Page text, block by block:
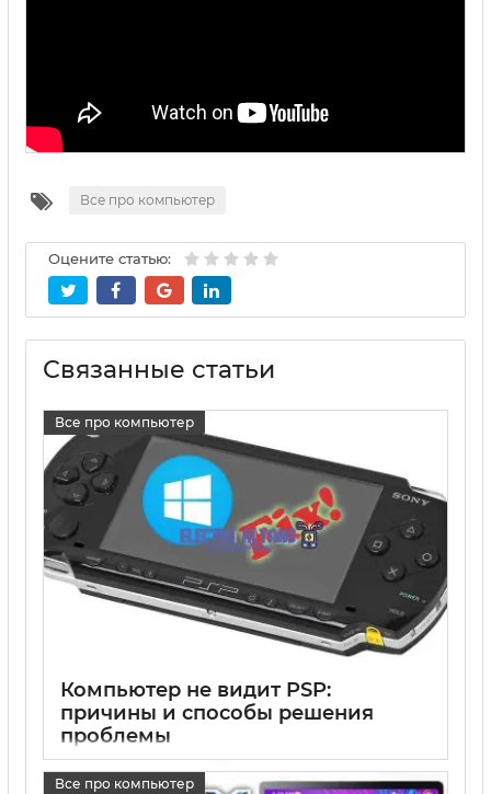
Все про компьютер
Оцените статью:
Связанные статьи
Все про компьютер
Компьютер не видит PSP:
причины и способы решения
проблемы
Все про компьютер